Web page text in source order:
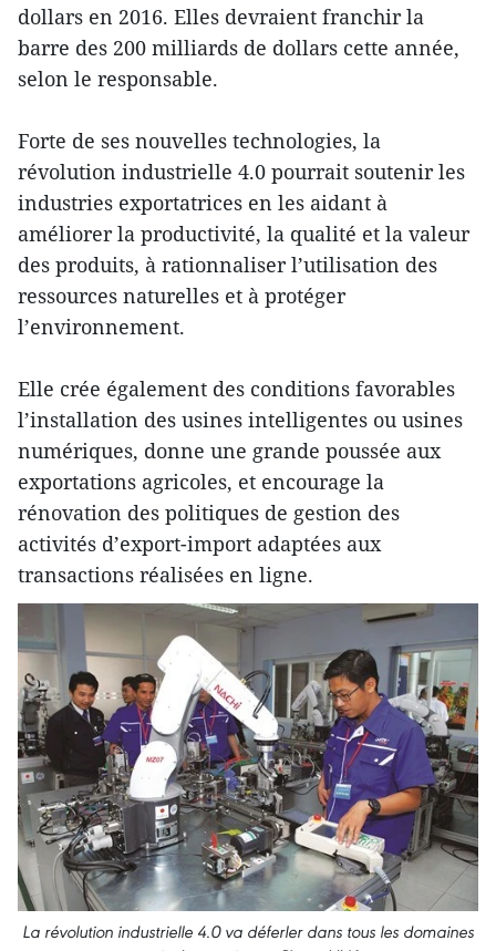
dollars en 2016. Elles devraient franchir la
barre des 200 milliards de dollars cette année,
selon le responsable.
Forte de ses nouvelles technologies, la
révolution industrielle 4.0 pourrait soutenir les
industries exportatrices en les aidant à
améliorer la productivité, la qualité et la valeur
des produits, à rationnaliser l’utilisation des
ressources naturelles et à protéger
l’environnement.
Elle crée également des conditions favorables
l’installation des usines intelligentes ou usines
numériques, donne une grande poussée aux
exportations agricoles, et encourage la
rénovation des politiques de gestion des
activités d’export-import adaptées aux
transactions réalisées en ligne.
La révolution industrielle 4.0 va déferler dans tous les domaines